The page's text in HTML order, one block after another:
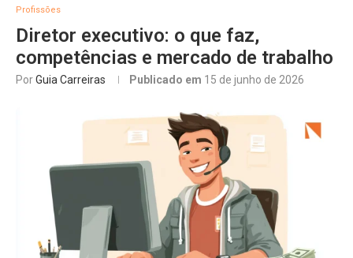
Profissões
Diretor executivo: o que faz,
competências e mercado de trabalho
PorGuia Carreiras Publicado em 15 de junho de 2026